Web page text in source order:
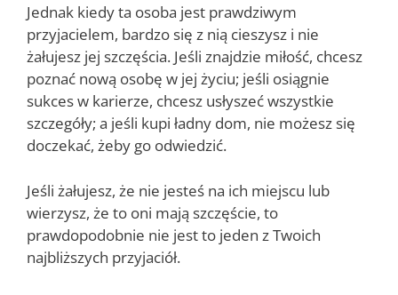
Jednak kiedy ta osoba jest prawdziwym
przyjacielem, bardzo się z nią cieszysz i nie
żałujesz jej szczęścia. Jeśli znajdzie miłość, chcesz
poznać nową osobę w jej życiu; jeśli osiągnie
sukces w karierze, chcesz usłyszeć wszystkie
szczegóły; a jeśli kupi ładny dom, nie możesz się
doczekać, żeby go odwiedzić.
Jeśli żałujesz, że nie jesteś na ich miejscu lub
wierzysz, że to oni mają szczęście, to
prawdopodobnie nie jest to jeden z Twoich
najbliższych przyjaciół.